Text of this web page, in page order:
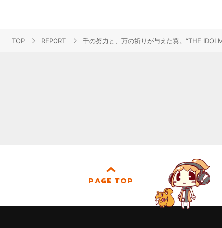
TOP REPORT 千の努力と、万の祈りが与えた翼。“THE
PAGE TOP